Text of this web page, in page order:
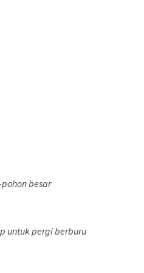
besar
untuk pergi berburu